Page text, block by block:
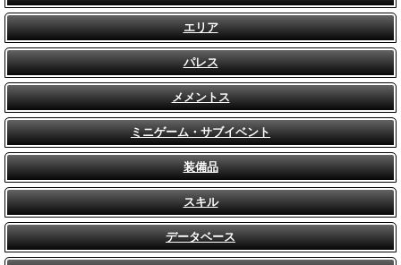
エリア
パレス
メメントス
ミニゲーム・サブイベント
装備品
スキル
データベース